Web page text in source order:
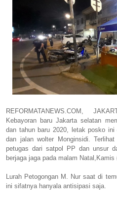
REFORMATANEWS.COM,
Kebayoran baru Jakarta selatan
dan tahun baru 2020, letak posko
dan jalan wolter Monginsidi.
petugas dari satpol PP dan unsur
berjaga jaga pada malam Natal,Kamis
Lurah Petogongan M. Nur saat di
ini sifatnya hanyala antisipasi saja.